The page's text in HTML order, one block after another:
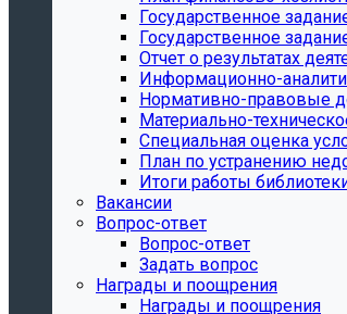
Государственное
Государственное
Отчет о результатах
Информационно-
Нормативно-правовые
Материально-
Специальная оценка
План по устранению
Итоги работы
Вакансии
Вопрос-ответ
Вопрос-ответ
Задать вопрос
Награды и поощрения
Награды и поощрения